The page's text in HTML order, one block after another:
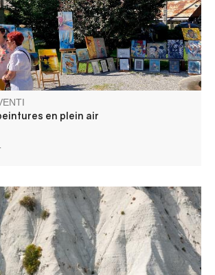
en plein air
des paysages minéraux et des
exceptionnelles des Alpes-de-
à travers le regard photographique.